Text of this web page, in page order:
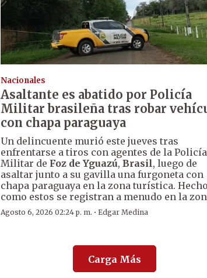
Nacionales
Asaltante es abatido por Policía
Militar brasileña tras robar
con chapa paraguaya
Un delincuente murió este jueves tras
enfrentarse a tiros con agentes de la Policía
Militar de Foz de Yguazú,Brasil, luego de
asaltar junto a su gavilla una furgoneta con
chapa paraguaya en la zona turística.
como estos se registran a menudo en la
Agosto 6, 2026 02:24 p. m. ·Edgar Medina
Carga Más